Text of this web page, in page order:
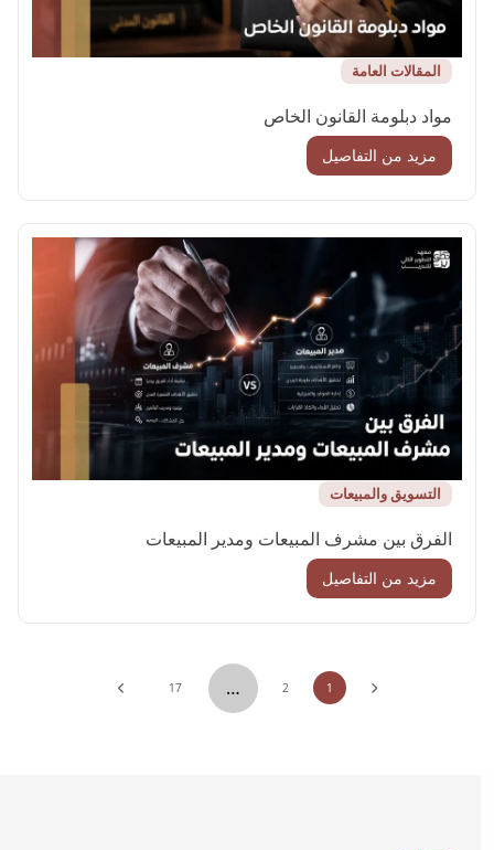
المقالات العامة
مواد دبلومة القانون الخاص
مزيد من التفاصيل
التسويق والمبيعات
الفرق بين مشرف المبيعات ومدير المبيعات
مزيد من التفاصيل
1
2
…
17